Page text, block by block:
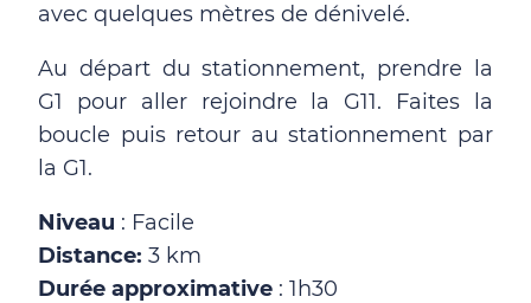
avec quelques mètres de dénivelé.
Au départ du stationnement, prendre la
G1 pour aller rejoindre la G11. Faites la
boucle puis retour au stationnement par
la G1.
Niveau : Facile
Distance: 3 km
Durée approximative : 1h30